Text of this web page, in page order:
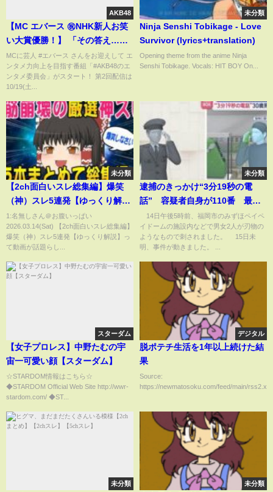
AKB48
【MC エバース ㊗️NHK新人お笑
い大賞優勝！】 「その答え…
嘘？本当？」 第2回「AKB48の
全力エンタメ委員会」
【AKB48／秋山由奈・八木愛
MCに芸人 #エバース さんをお迎えして エ
ンタメ力向上を目指す番組「#AKB48のエ
ンタメ委員会」がスタート！ 第2回配信は
10/19(土...
未分類
Ninja Senshi Tobikage - Love
Survivor (lyrics+translation)
Opening theme from the anime Ninja
Senshi Tobikage. Vocals: HIT BOY On...
未分類
【2ch面白いスレ総集編】爆笑
（神）スレ5連発【ゆっくり解
説】
1:名無しさん＠お腹いっぱい
2026.03.14(Sat) 【2ch面白いスレ総集編】
爆笑（神）スレ5連発【ゆっくり解説】っ
て動画が話題らし...
未分類
逮捕のきっかけ“3分19秒の電
話” 容疑者自身が110番 最後
に「本人です」【スーパーJチャ
ンネル】(2025年12月15日)
14日午後5時前、福岡市のみずほペイペ
イドームの施設内などで男女2人が刃物の
ようなもので刺されました。 15日未
明、事件が動きました。 ...
スターダム
【女子プロレス】中野たむの宇
宙一可愛い顔【スターダム】
☆STARDOM情報はこちら☆
◆STARDOM Official Web Site http://wwr-
stardom.com/ ◆ST...
デジタル
脱ポテチ生活を1年以上続けた結
果
Source:
https://newmatosoku.com/feed/main/
未分類 未分類